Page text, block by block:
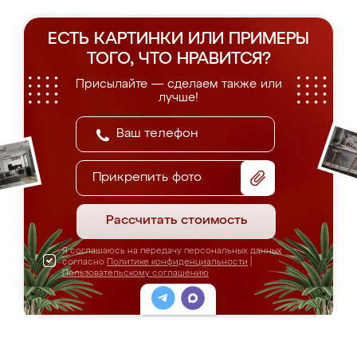
ЕСТЬ КАРТИНКИ ИЛИ ПРИМЕРЫ
ТОГО, ЧТО НРАВИТСЯ?
Присылайте — сделаем также или
лучше!
Прикрепить фото
Рассчитать стоимость
Я соглашаюсь на передачу персональных данных
согласно Политике конфиденциальности
Пользовательскому соглашению